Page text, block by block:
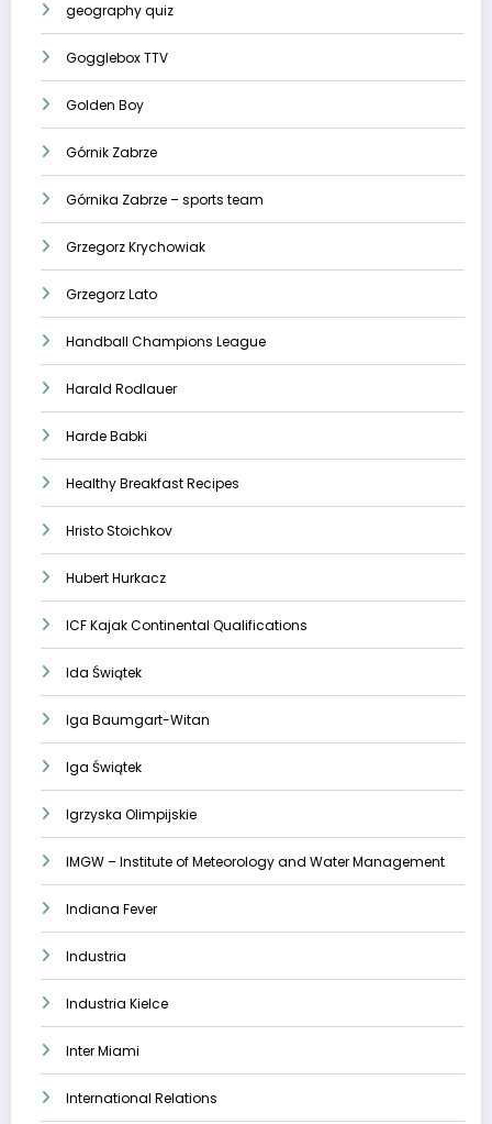
geography quiz
Gogglebox TTV
Golden Boy
Górnik Zabrze
Górnika Zabrze – sports team
Grzegorz Krychowiak
Grzegorz Lato
Handball Champions League
Harald Rodlauer
Harde Babki
Healthy Breakfast Recipes
Hristo Stoichkov
Hubert Hurkacz
ICF Kajak Continental Qualifications
Ida Świątek
Iga Baumgart-Witan
Iga Świątek
Igrzyska Olimpijskie
IMGW – Institute of Meteorology and Water Management
Indiana Fever
Industria
Industria Kielce
Inter Miami
International Relations